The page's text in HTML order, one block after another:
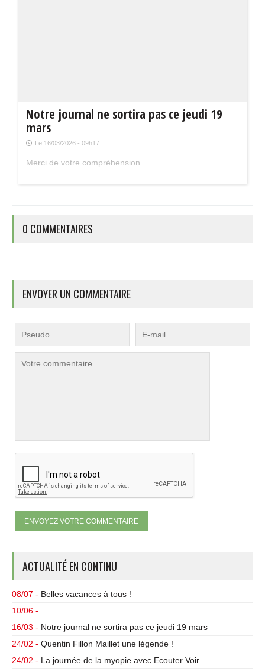
Notre journal ne sortira pas ce jeudi 19
mars
Le 16/03/2026 - 09h17
Merci de votre compréhension
0 COMMENTAIRES
ENVOYER UN COMMENTAIRE
ACTUALITÉ EN CONTINU
08/07 - Belles vacances à tous !
10/06 -
16/03 - Notre journal ne sortira pas ce jeudi 19 mars
24/02 - Quentin Fillon Maillet une légende !
24/02 - La journée de la myopie avec Ecouter Voir